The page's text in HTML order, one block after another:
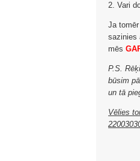
2. Vari
Ja
sazinies
mēs
P.S.
būsim
un tā
Vēlies